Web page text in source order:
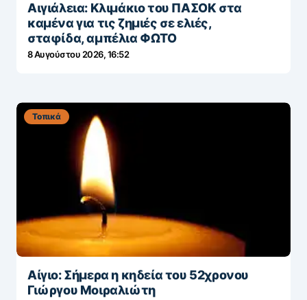
Αιγιάλεια: Κλιμάκιο του ΠΑΣΟΚ στα
καμένα για τις ζημιές σε ελιές,
σταφίδα, αμπέλια ΦΩΤΟ
8 Αυγούστου 2026, 16:52
Τοπικά
Αίγιο: Σήμερα η κηδεία του 52χρονου
Γιώργου Μοιραλιώτη